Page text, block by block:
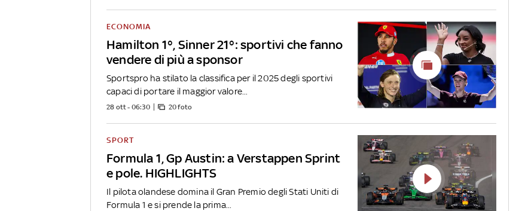
Hamilton 1°, Sinner 21°: sportivi che fanno
vendere di più a sponsor
ECONOMIA
Sportspro ha stilato la classifica per il 2025 degli sportivi
capaci di portare il maggior valore...
28 ott - 06:30 20 foto
Formula 1, Gp Austin: a Verstappen Sprint
e pole. HIGHLIGHTS
SPORT
Il pilota olandese domina il Gran Premio degli Stati Uniti di
Formula 1 e si prende la prima...